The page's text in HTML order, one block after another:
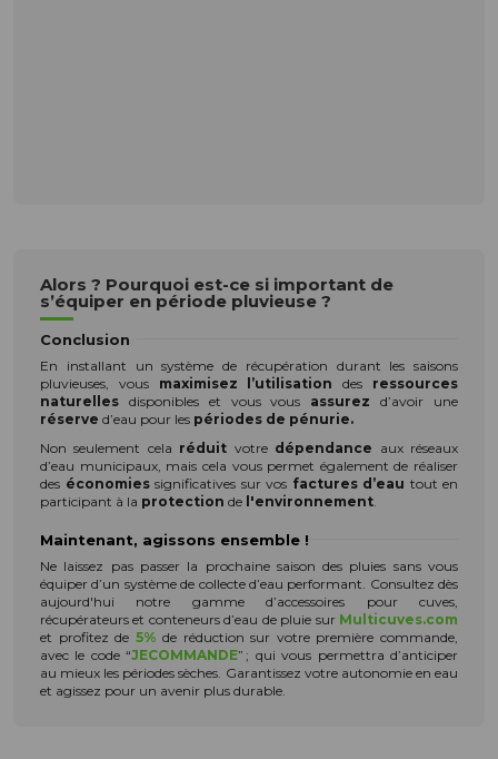
Alors ? Pourquoi est-ce si important de
s’équiper en période pluvieuse ?
Conclusion
En installant un système de récupération durant les saisons
pluvieuses, vous maximisez l’utilisation des ressources
naturelles disponibles et vous vous assurez d’avoir une
réserve d’eau pour les périodes de pénurie.
Non seulement cela réduit votre dépendance aux réseaux
d’eau municipaux, mais cela vous permet également de réaliser
des économiessignificatives sur vos factures d’eau tout en
participant à la protection de l'environnement
Maintenant, agissons ensemble !
Ne laissez pas passer la prochaine saison des pluies sans vous
équiper d’un système de collecte d’eau performant. Consultez dès
aujourd'hui notre gamme d’accessoires pour cuves,
récupérateurs et conteneurs d’eau de pluie sur Multicuves.com
et profitez de 5% de réduction sur votre première commande,
avec le code “JECOMMANDE” ; qui vous permettra d’anticiper
au mieux les périodes sèches. Garantissez votre autonomie en eau
et agissez pour un avenir plus durable.